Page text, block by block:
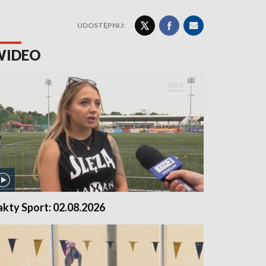
UDOSTĘPNIJ:
Sport: 02.08.2026